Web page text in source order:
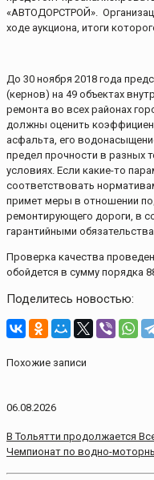
«АВТОДОРСТРОЙ».
ходе аукциона, итоги
До 30 ноября 2018 года
(кернов) на 49 объектах
ремонта во всех районах
должны оценить
асфальта, его
предел прочности в разных
условиях. Если какие-то
соответствовать
примет меры в отношении
ремонтирующего дороги, в
гарантийными
Проверка качества
обойдется в сумму порядка
Поделитесь новостью:
Похожие записи
06.08.2026
В Тольятти продолжается
Чемпионат по водно-